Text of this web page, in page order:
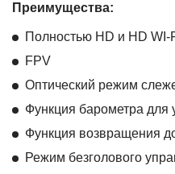
Преимущества:
Полностью HD и HD WI-
FPV
Оптический режим
Функция барометра для
Функция возвращения
Режим безголового